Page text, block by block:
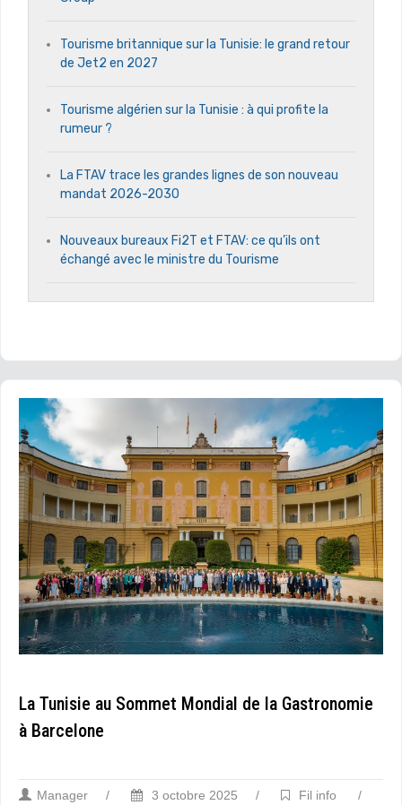
Tourisme britannique sur la Tunisie: le grand retour
de Jet2 en 2027
Tourisme algérien sur la Tunisie : à qui profite la
rumeur ?
La FTAV trace les grandes lignes de son nouveau
mandat 2026-2030
Nouveaux bureaux Fi2T et FTAV: ce qu’ils ont
échangé avec le ministre du Tourisme
La Tunisie au Sommet Mondial de la Gastronomie
à Barcelone
Manager / 3 octobre 2025 / Fil info
/